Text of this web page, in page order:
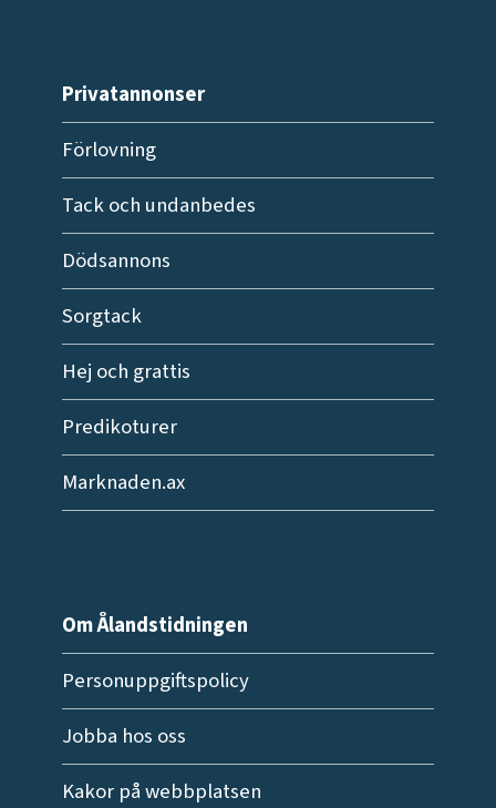
Privatannonser
Förlovning
Tack och undanbedes
Dödsannons
Sorgtack
Hej och grattis
Predikoturer
Marknaden.ax
Om Ålandstidningen
Personuppgiftspolicy
Jobba hos oss
Kakor på webbplatsen